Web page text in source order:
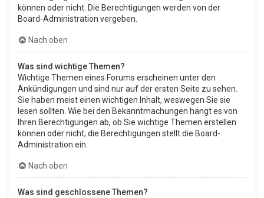
können oder nicht. Die Berechtigungen werden von der
Board-Administration vergeben.
Nach oben
Was sind wichtige Themen?
Wichtige Themen eines Forums erscheinen unter den
Ankündigungen und sind nur auf der ersten Seite zu sehen.
Sie haben meist einen wichtigen Inhalt, weswegen Sie sie
lesen sollten. Wie bei den Bekanntmachungen hängt es von
Ihren Berechtigungen ab, ob Sie wichtige Themen erstellen
können oder nicht; die Berechtigungen stellt die Board-
Administration ein.
Nach oben
Was sind geschlossene Themen?